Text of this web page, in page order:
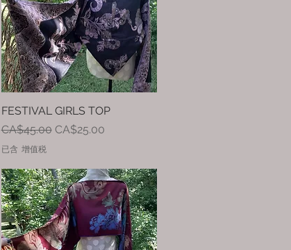
快速瀏覽
FESTIVAL GIRLS TOP
一般價格
CA$45.00 促銷價格
CA$25.00
已含 增值税